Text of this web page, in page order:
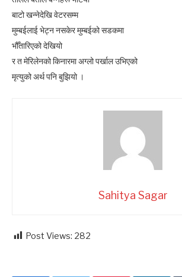
बाटो खन्नेदेखि वेटरसम्म
मुम्बईलाई भेट्न नसकेर मुम्बईको सडकमा
भौँतारिएको देखियो
र त मेरिलेनको किनारमा अग्लो पर्खाल उभिएको
मृत्युको अर्थ पनि बुझियो ।
Sahitya Sagar
Post Views: 282